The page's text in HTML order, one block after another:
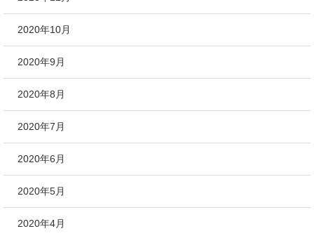
2020年10月
2020年9月
2020年8月
2020年7月
2020年6月
2020年5月
2020年4月